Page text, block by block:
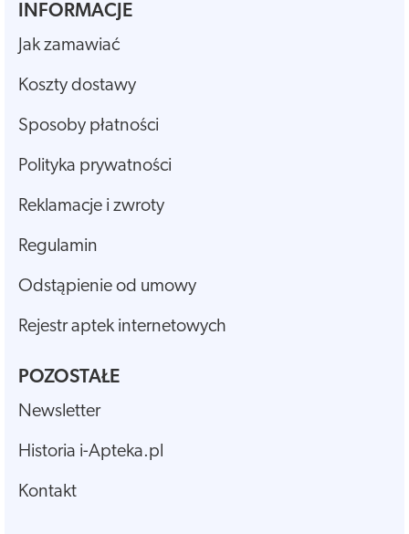
INFORMACJE
Jak zamawiać
Koszty dostawy
Sposoby płatności
Polityka prywatności
Reklamacje i zwroty
Regulamin
Odstąpienie od umowy
Rejestr aptek internetowych
POZOSTAŁE
Newsletter
Historia i-Apteka.pl
Kontakt